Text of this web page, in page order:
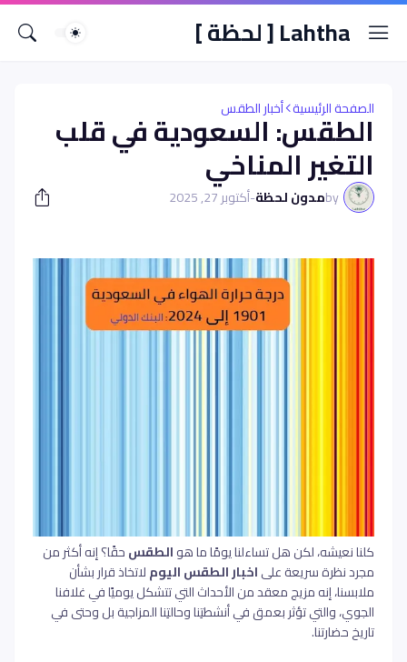
Lahtha [ لحظة ]
الصفحة الرئيسية أخبار الطقس
الطقس: السعودية في قلب
التغير المناخي
byمدون لحظة-أكتوبر 27, 2025
كلنا نعيشه، لكن هل تساءلنا يومًا ما هوالطقسحقًا؟ إنه أكثر من
مجرد نظرة سريعة علىاخبار الطقس اليوملاتخاذ قرار بشأن
ملابسنا، إنه مزيج معقد من الأحداث التي تتشكل يوميًا في غلافنا
الجوي، والتي تؤثر بعمق في أنشطتِنا وحالتِنا المزاجية بل وحتى في
تاريخ حضارتنا.